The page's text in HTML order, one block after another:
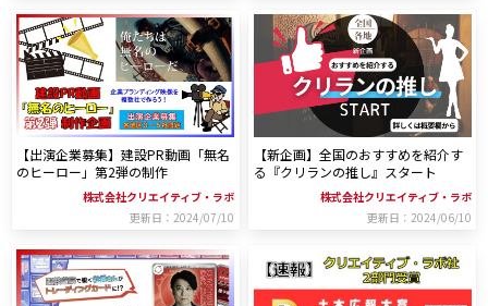
【出演企業募集】建設PR動画「無名
のヒーロー」第2弾の制作
株式会社クリエイティブ・ラボ
更新日：2024/07/10
【新企画】全国のおすすめを紹介す
る『クリランの推し』スタート
株式会社クリエイティブ・ラボ
更新日：2024/06/10